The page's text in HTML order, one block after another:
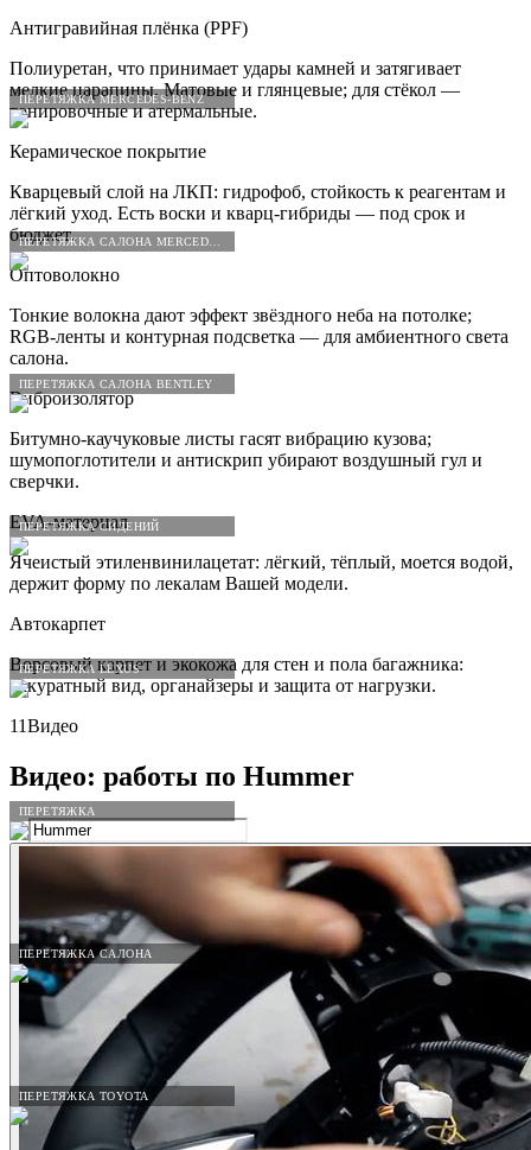
ПЕРЕТЯЖКА MERCEDES-BENZ
ПЕРЕТЯЖКА САЛОНА BENTLEY
ПЕРЕТЯЖКА СИДЕНИЙ
ПЕРЕТЯЖКА LEXUS
ПЕРЕТЯЖКА
ПЕРЕТЯЖКА САЛОНА
ПЕРЕТЯЖКА TOYOTA
Антигравийная плёнка (PPF)
Полиуретан, что принимает удары камней и затягивает
мелкие царапины. Матовые и глянцевые; для стёкол —
тонировочные и атермальные.
Керамическое покрытие
Кварцевый слой на ЛКП: гидрофоб, стойкость к реагентам и
лёгкий уход. Есть воски и кварц-гибриды — под срок и
бюджет.
Оптоволокно
Тонкие волокна дают эффект звёздного неба на потолке;
RGB-ленты и контурная подсветка — для амбиентного света
салона.
Виброизолятор
Битумно-каучуковые листы гасят вибрацию кузова;
шумопоглотители и антискрип убирают воздушный гул и
сверчки.
EVA-материал
Ячеистый этиленвинилацетат: лёгкий, тёплый, моется водой,
держит форму по лекалам Вашей модели.
Автокарпет
Ворсовый карпет и экокожа для стен и пола багажника:
аккуратный вид, органайзеры и защита от нагрузки.
11Видео
Видео: работы по Hummer